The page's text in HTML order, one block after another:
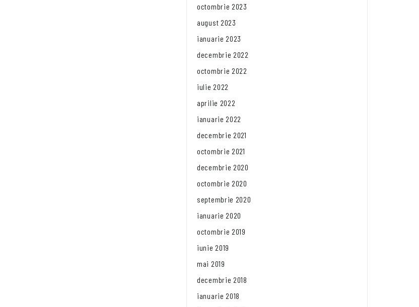
octombrie 2023
august 2023
ianuarie 2023
decembrie 2022
octombrie 2022
iulie 2022
aprilie 2022
ianuarie 2022
decembrie 2021
octombrie 2021
decembrie 2020
octombrie 2020
septembrie 2020
ianuarie 2020
octombrie 2019
iunie 2019
mai 2019
decembrie 2018
ianuarie 2018